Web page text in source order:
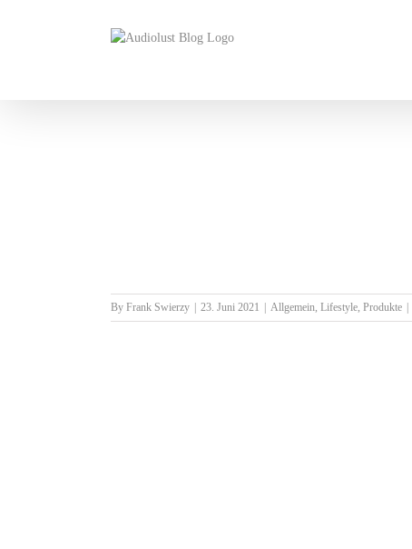
By Frank Swierzy 23. Juni 2021 Allgemein, Lifestyle, Produkte